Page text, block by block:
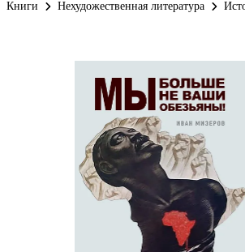
Книги Нехудожественная литература